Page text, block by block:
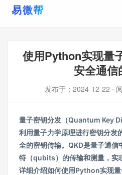
使用Python实现量
安全通信
发布于： 2024-12-22 ⋅
量子密钥分发（Quantum Key
利用量子力学原理进行密钥分发
全的密钥传输。QKD是量子通信
特（qubits）的传输和测量，实
详细介绍如何使用Python实现